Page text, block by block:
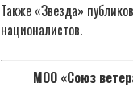
Также «Звезда»
националистов.
МОО «Союз